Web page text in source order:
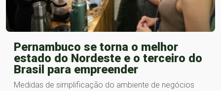
Pernambuco se torna o melhor
estado do Nordeste e o terceiro do
Brasil para empreender
Medidas de simplificação do ambiente de negócios